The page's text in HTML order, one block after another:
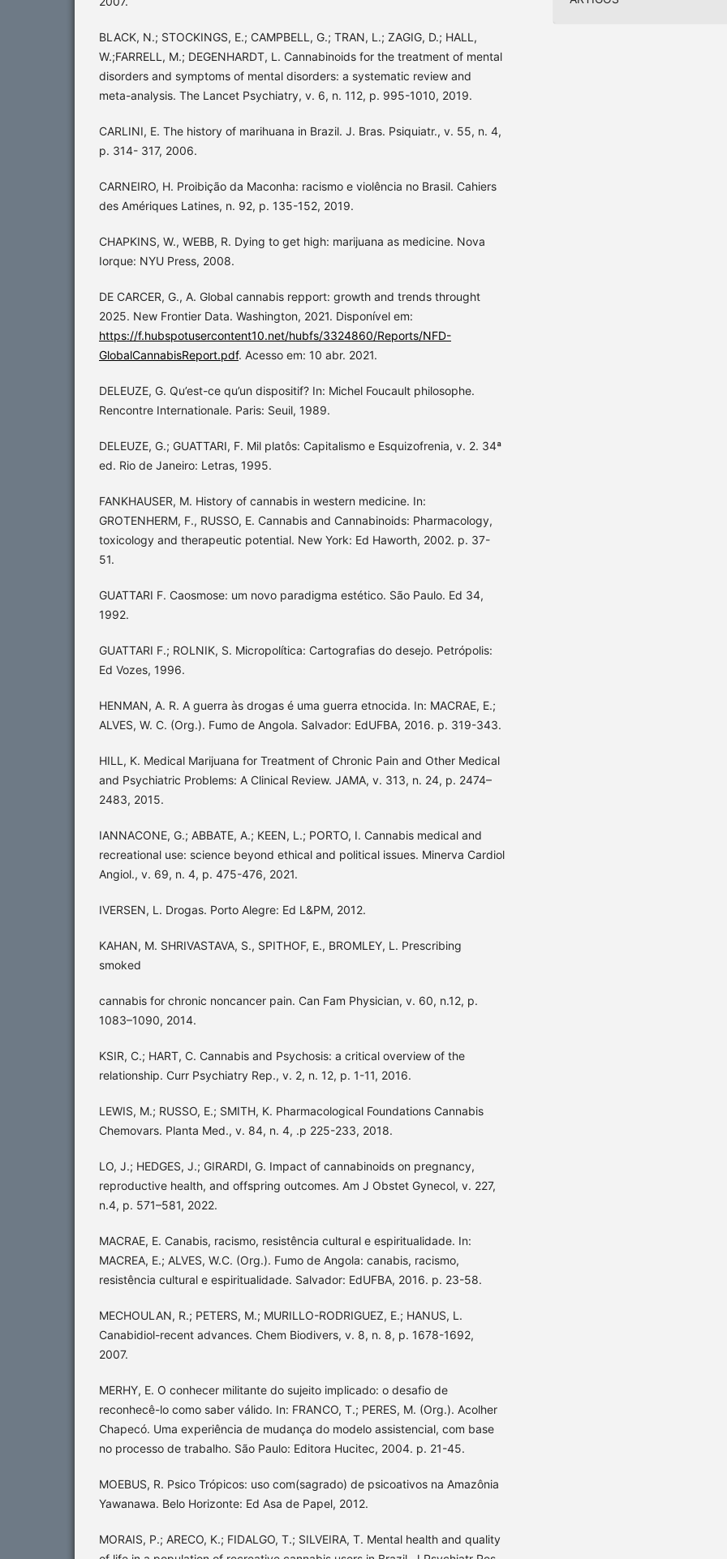
BLACK, N.; STOCKINGS, E.; CAMPBELL, G.; TRAN, L.; ZAGIG, D.; HALL,
W.;FARRELL, M.; DEGENHARDT, L. Cannabinoids for the treatment of mental
disorders and symptoms of mental disorders: a systematic review and
meta-analysis. The Lancet Psychiatry, v. 6, n. 112, p. 995-1010, 2019.
CARLINI, E. The history of marihuana in Brazil. J. Bras. Psiquiatr., v. 55, n. 4,
p. 314- 317, 2006.
CARNEIRO, H. Proibição da Maconha: racismo e violência no Brasil. Cahiers
des Amériques Latines, n. 92, p. 135-152, 2019.
CHAPKINS, W., WEBB, R. Dying to get high: marijuana as medicine. Nova
Iorque: NYU Press, 2008.
DE CARCER, G., A. Global cannabis repport: growth and trends throught
2025. New Frontier Data. Washington, 2021. Disponível em:
https://f.hubspotusercontent10.net/hubfs/3324860/Reports/NFD-
GlobalCannabisReport.pdf. Acesso em: 10 abr. 2021.
DELEUZE, G. Qu’est-ce qu’un dispositif? In: Michel Foucault philosophe.
Rencontre Internationale. Paris: Seuil, 1989.
DELEUZE, G.; GUATTARI, F. Mil platôs: Capitalismo e Esquizofrenia, v. 2. 34ª
ed. Rio de Janeiro: Letras, 1995.
FANKHAUSER, M. History of cannabis in western medicine. In:
GROTENHERM, F., RUSSO, E. Cannabis and Cannabinoids: Pharmacology,
toxicology and therapeutic potential. New York: Ed Haworth, 2002. p. 37-
51.
GUATTARI F. Caosmose: um novo paradigma estético. São Paulo. Ed 34,
1992.
GUATTARI F.; ROLNIK, S. Micropolítica: Cartografias do desejo. Petrópolis:
Ed Vozes, 1996.
HENMAN, A. R. A guerra às drogas é uma guerra etnocida. In: MACRAE, E.;
ALVES, W. C. (Org.). Fumo de Angola. Salvador: EdUFBA, 2016. p. 319-343.
HILL, K. Medical Marijuana for Treatment of Chronic Pain and Other Medical
and Psychiatric Problems: A Clinical Review. JAMA, v. 313, n. 24, p. 2474–
2483, 2015.
IANNACONE, G.; ABBATE, A.; KEEN, L.; PORTO, I. Cannabis medical and
recreational use: science beyond ethical and political issues. Minerva Cardiol
Angiol., v. 69, n. 4, p. 475-476, 2021.
IVERSEN, L. Drogas. Porto Alegre: Ed L&PM, 2012.
KAHAN, M. SHRIVASTAVA, S., SPITHOF, E., BROMLEY, L. Prescribing
smoked
cannabis for chronic noncancer pain. Can Fam Physician, v. 60, n.12, p.
1083–1090, 2014.
KSIR, C.; HART, C. Cannabis and Psychosis: a critical overview of the
relationship. Curr Psychiatry Rep., v. 2, n. 12, p. 1-11, 2016.
LEWIS, M.; RUSSO, E.; SMITH, K. Pharmacological Foundations Cannabis
Chemovars. Planta Med., v. 84, n. 4, .p 225-233, 2018.
LO, J.; HEDGES, J.; GIRARDI, G. Impact of cannabinoids on pregnancy,
reproductive health, and offspring outcomes. Am J Obstet Gynecol, v. 227,
n.4, p. 571–581, 2022.
MACRAE, E. Canabis, racismo, resistência cultural e espiritualidade. In:
MACREA, E.; ALVES, W.C. (Org.). Fumo de Angola: canabis, racismo,
resistência cultural e espiritualidade. Salvador: EdUFBA, 2016. p. 23-58.
MECHOULAN, R.; PETERS, M.; MURILLO-RODRIGUEZ, E.; HANUS, L.
Canabidiol-recent advances. Chem Biodivers, v. 8, n. 8, p. 1678-1692,
2007.
MERHY, E. O conhecer militante do sujeito implicado: o desafio de
reconhecê-lo como saber válido. In: FRANCO, T.; PERES, M. (Org.). Acolher
Chapecó. Uma experiência de mudança do modelo assistencial, com base
no processo de trabalho. São Paulo: Editora Hucitec, 2004. p. 21-45.
MOEBUS, R. Psico Trópicos: uso com(sagrado) de psicoativos na Amazônia
Yawanawa. Belo Horizonte: Ed Asa de Papel, 2012.
MORAIS, P.; ARECO, K.; FIDALGO, T.; SILVEIRA, T. Mental health and quality